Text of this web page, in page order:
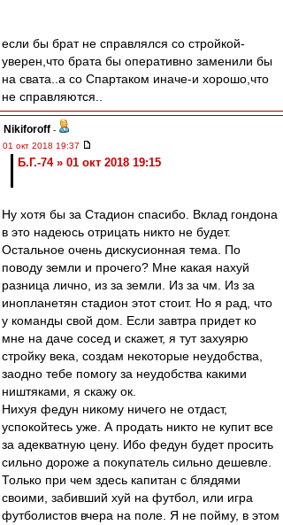
если бы брат не справлялся со стройкой-
уверен,что брата бы оперативно заменили бы
на свата..а со Спартаком иначе-и хорошо,что
не справляются..
Nikiforoff -
01 окт 2018 19:37
Б.Г.-74 » 01 окт 2018 19:15
Ну хотя бы за Стадион спасибо. Вклад гондона
в это надеюсь отрицать никто не будет.
Остальное очень дискусионная тема. По
поводу земли и прочего? Мне какая нахуй
разница лично, из за земли. Из за чм. Из за
инопланетян стадион этот стоит. Но я рад, что
у команды свой дом. Если завтра придет ко
мне на даче сосед и скажет, я тут захуярю
стройку века, создам некоторые неудобства,
заодно тебе помогу за неудобства какими
ништяками, я скажу ок.
Нихуя федун никому ничего не отдаст,
успокойтесь уже. А продать никто не купит все
за адекватную цену. Ибо федун будет просить
сильно дороже а покупатель сильно дешевле.
Только при чем здесь капитан с блядями
своими, забивший хуй на футбол, или игра
футболистов вчера на поле. Я не пойму, в этом